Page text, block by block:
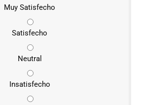
Muy Satisfecho
Satisfecho
Neutral
Insatisfecho